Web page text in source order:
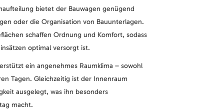
bietet der Bauwagen genügend
oder die Organisation von Bauunterlagen.
schaffen Ordnung und Komfort, sodass
optimal versorgt ist.
ein angenehmes Raumklima – sowohl
Tagen. Gleichzeitig ist der Innenraum
ausgelegt, was ihn besonders
macht.